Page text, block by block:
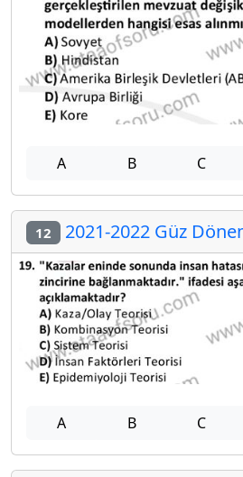
A B C
12 2021-2022 Güz
A B C